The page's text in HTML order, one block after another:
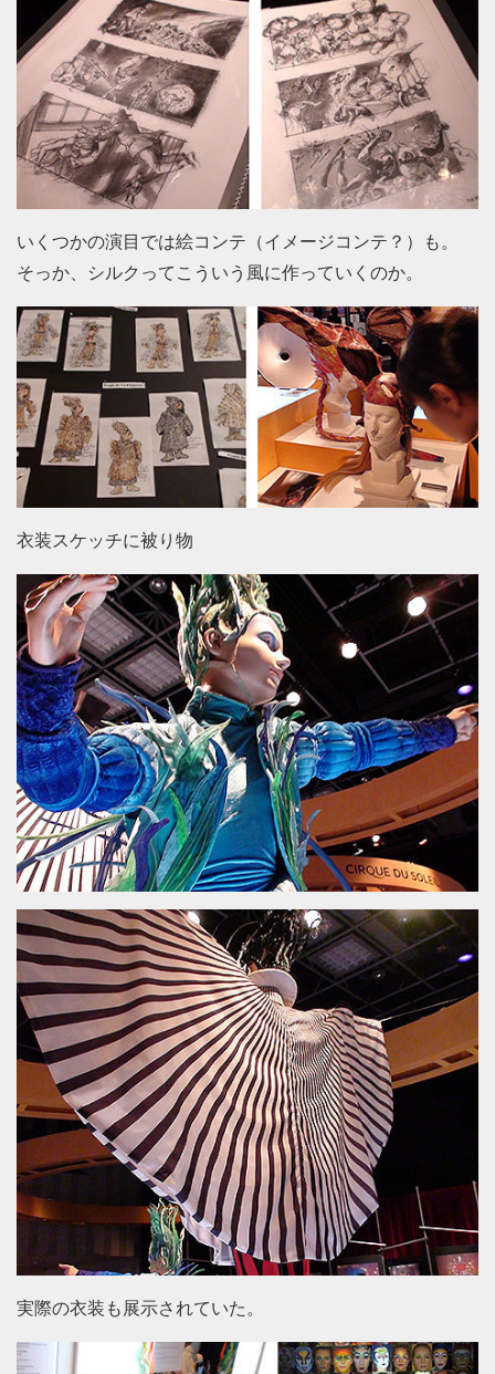
いくつかの演目では絵コンテ（イメージコンテ？）も。
そっか、シルクってこういう風に作っていくのか。
衣装スケッチに被り物
実際の衣装も展示されていた。